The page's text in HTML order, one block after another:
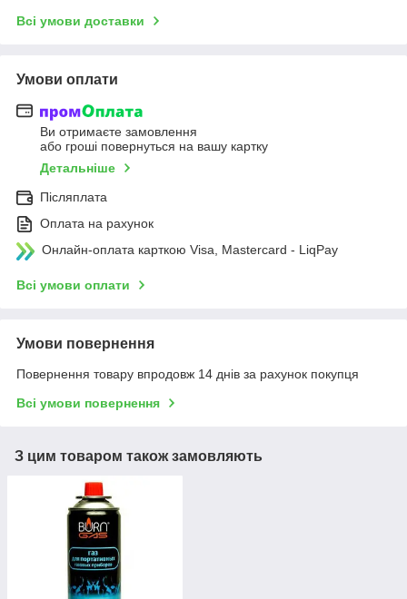
Всі умови доставки
Умови оплати
Ви отримаєте замовлення
або гроші повернуться на вашу картку
Детальніше
Післяплата
Оплата на рахунок
Онлайн-оплата карткою Visa, Mastercard - LiqPay
Всі умови оплати
Умови повернення
Повернення товару впродовж 14 днів за рахунок покупця
Всі умови повернення
З цим товаром також замовляють